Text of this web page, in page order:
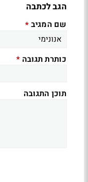
הגב לכתבה
שם המגיב *
כותרת תגובה *
תוכן התגובה